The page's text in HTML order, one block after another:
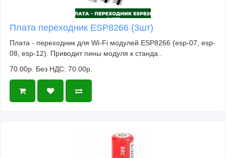
Плата переходник ESP8266 (3шт)
Плата - переходник для Wi-Fi модулей ESP8266 (esp-07, esp-
08, esp-12). Приводит пины модуля к станда..
70.00р. Без НДС: 70.00р.